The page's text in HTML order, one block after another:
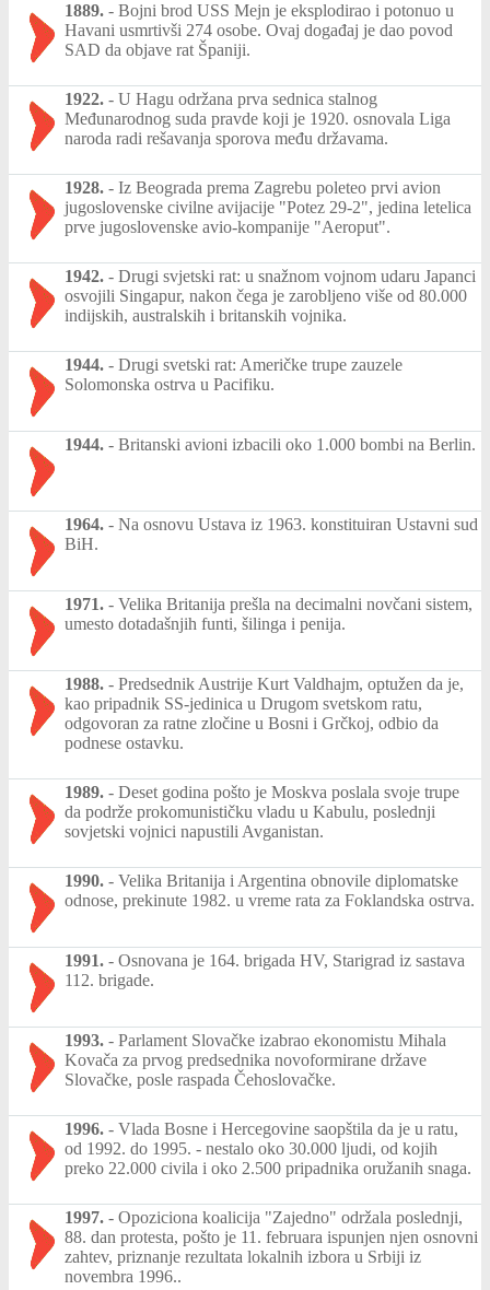
1889. - Bojni brod USS Mejn je eksplodirao i potonuo u
Havani usmrtivši 274 osobe. Ovaj događaj je dao povod
SAD da objave rat Španiji.
1922. - U Hagu održana prva sednica stalnog
Međunarodnog suda pravde koji je 1920. osnovala Liga
naroda radi rešavanja sporova među državama.
1928. - Iz Beograda prema Zagrebu poleteo prvi avion
jugoslovenske civilne avijacije "Potez 29-2", jedina letelica
prve jugoslovenske avio-kompanije "Aeroput".
1942. - Drugi svjetski rat: u snažnom vojnom udaru Japanci
osvojili Singapur, nakon čega je zarobljeno više od 80.000
indijskih, australskih i britanskih vojnika.
1944. - Drugi svetski rat: Američke trupe zauzele
Solomonska ostrva u Pacifiku.
1944. - Britanski avioni izbacili oko 1.000 bombi na Berlin.
1964. - Na osnovu Ustava iz 1963. konstituiran Ustavni sud
BiH.
1971. - Velika Britanija prešla na decimalni novčani sistem,
umesto dotadašnjih funti, šilinga i penija.
1988. - Predsednik Austrije Kurt Valdhajm, optužen da je,
kao pripadnik SS-jedinica u Drugom svetskom ratu,
odgovoran za ratne zločine u Bosni i Grčkoj, odbio da
podnese ostavku.
1989. - Deset godina pošto je Moskva poslala svoje trupe
da podrže prokomunističku vladu u Kabulu, poslednji
sovjetski vojnici napustili Avganistan.
1990. - Velika Britanija i Argentina obnovile diplomatske
odnose, prekinute 1982. u vreme rata za Foklandska ostrva.
1991. - Osnovana je 164. brigada HV, Starigrad iz sastava
112. brigade.
1993. - Parlament Slovačke izabrao ekonomistu Mihala
Kovača za prvog predsednika novoformirane države
Slovačke, posle raspada Čehoslovačke.
1996. - Vlada Bosne i Hercegovine saopštila da je u ratu,
od 1992. do 1995. - nestalo oko 30.000 ljudi, od kojih
preko 22.000 civila i oko 2.500 pripadnika oružanih snaga.
1997. - Opoziciona koalicija "Zajedno" održala poslednji,
88. dan protesta, pošto je 11. februara ispunjen njen osnovni
zahtev, priznanje rezultata lokalnih izbora u Srbiji iz
novembra 1996..